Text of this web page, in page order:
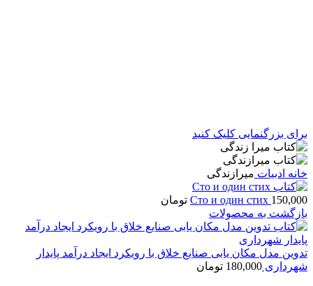
برای بزرگنمایی کلیک کنید
خانه ادبیات میرازندگی
Сто и один стих 150,000
تومان
بازگشت به محصولات
تدوین مدل مکان یابی صنایع خلاق با رویکرد ایجاد درآمد پایدار
شهرداری 180,000 تومان